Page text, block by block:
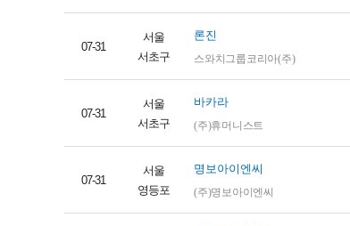
07-31
서울
서초구
론진
스와치그룹코리아(주)
07-31
서울
서초구
바카라
(주)휴머니스트
07-31
서울
영등포
명보아이엔씨
(주)명보아이엔씨